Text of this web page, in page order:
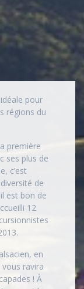
pour
régions du
première
ses plus de
c’est
de
est bon de
12
en
ravira
! À